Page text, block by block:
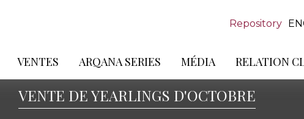
Repository
VENTES ARQANA SERIES MÉDIA RELATION
VENTE DE YEARLINGS D'OCTOBRE